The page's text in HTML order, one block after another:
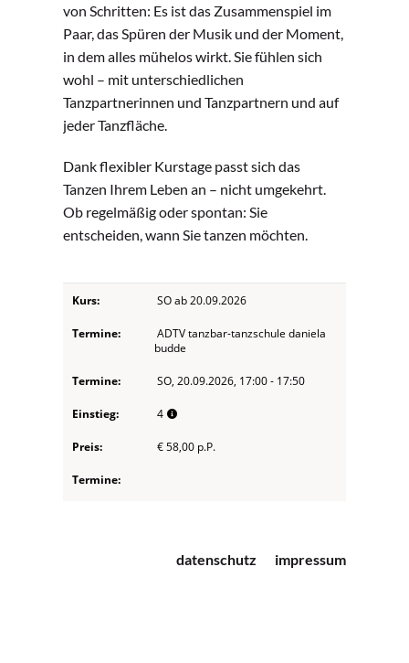
von Schritten: Es ist das Zusammenspiel im
Paar, das Spüren der Musik und der Moment,
in dem alles mühelos wirkt. Sie fühlen sich
wohl – mit unterschiedlichen
Tanzpartnerinnen und Tanzpartnern und auf
jeder Tanzfläche.
Dank flexibler Kurstage passt sich das
Tanzen Ihrem Leben an – nicht umgekehrt.
Ob regelmäßig oder spontan: Sie
entscheiden, wann Sie tanzen möchten.
datenschutz impressum